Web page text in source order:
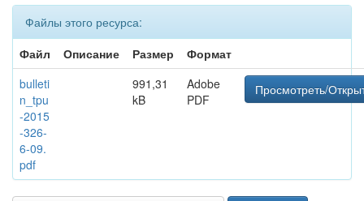
Файлы этого ресурса:
Файл
Описание Размер
Формат
bulleti
n_tpu
-2015
-326-
6-09.
pdf
991,31
kB
Adobe
PDF
Просмотреть/